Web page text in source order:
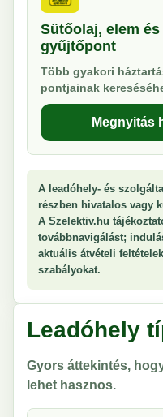
Sütőolaj, elem
gyűjtőpont
Több gyakori
pontjainak
Megnyitás
A leadóhely- és
részben hivatalos vagy
A Szelektiv.hu
továbbnavigálást;
aktuális átvételi
szabályokat.
Leadóhely
Gyors áttekintés,
lehet hasznos.